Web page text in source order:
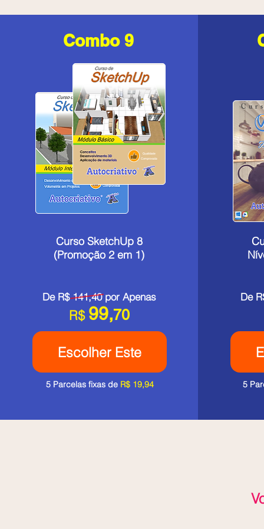
Combo 9
Curso SketchUp 8
(Promoção 2 em 1)
De R$ 141,40 por Apenas
R$ 99,70
Escolher Este
5 Parcelas fixas de R$ 19,94
De
5